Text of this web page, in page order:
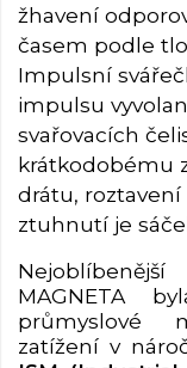
žhavení
časem podle
Impulsní
impulsu
svařovacích
krátkodobému
drátu,
ztuhnutí je
MAGNETA
průmyslové
zatížení v